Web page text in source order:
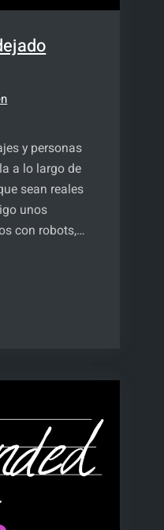
y personas
a lo largo de
sean reales
unos
con robots,…